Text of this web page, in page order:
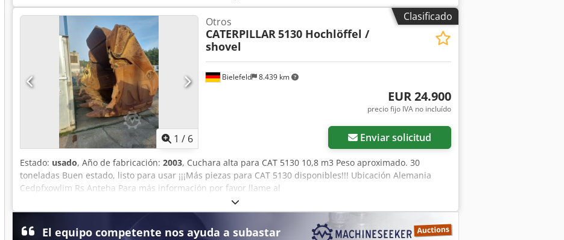
Clasificado
1 / 6
Bielefeld 8.439 km
Otros
CATERPILLAR5130 Hochlöffel /
shovel
EUR 24.900
precio fijo IVA no incluído
Enviar solicitud
Estado: usado, Año de fabricación: 2003, Cuchara alta para CAT 5130 10,8 m3 Peso aproximado. 30
toneladas Buen estado, listo para usar ¡¡¡Más piezas para CAT 5130 disponibles!!! Ubicación Alemania
Cedpfxowlim Rs Anteha Para más información por favor llame al
El equipo competente nos ayuda a subastar